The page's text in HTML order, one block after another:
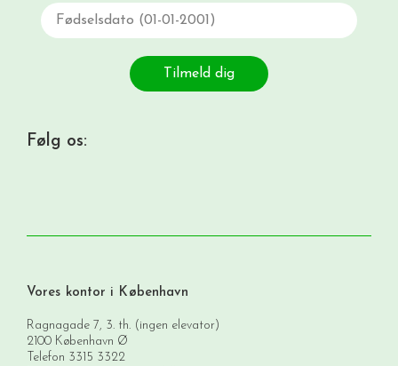
Fødselsdato
Tilmeld dig
Følg os:
Vores kontor i København
Ragnagade 7, 3. th. (ingen elevator)
2100 København Ø
Telefon 3315 3322